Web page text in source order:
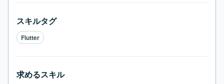
スキルタグ
Flutter
求めるスキル